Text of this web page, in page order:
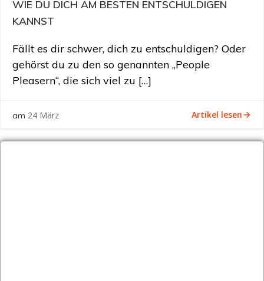
WIE DU DICH AM BESTEN ENTSCHULDIGEN
KANNST
Fällt es dir schwer, dich zu entschuldigen? Oder
gehörst du zu den so genannten „People
Pleasern“, die sich viel zu […]
am 24 März Artikel lesen